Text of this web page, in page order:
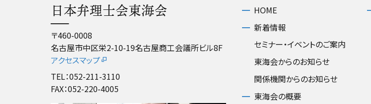
日本弁理士会東海会
〒460-0008
名古屋市中区栄2-10-19名古屋商工会議所ビル8F
アクセスマップ
TEL：052-211-3110
FAX：052-220-4005
HOME
新着情報
セミナー・イベントのご案内
東海会からのお知らせ
関係機関からのお知らせ
東海会の概要